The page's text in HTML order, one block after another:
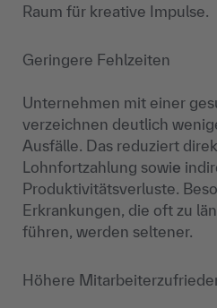
Raum für kreative Impulse.
Geringere Fehlzeiten
Unternehmen mit einer
verzeichnen deutlich
Ausfälle. Das reduziert
Lohnfortzahlung sowie
Produktivitätsverluste.
Erkrankungen, die oft zu
führen, werden seltener.
Höhere